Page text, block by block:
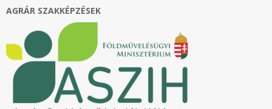
AGRÁR SZAKKÉPZÉSEK